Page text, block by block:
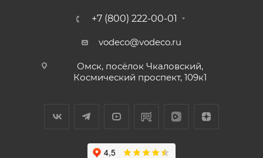
+7 (800) 222-00-01
vodeco@vodeco.ru
Омск, посёлок Чкаловский,
Космический проспект, 109к1